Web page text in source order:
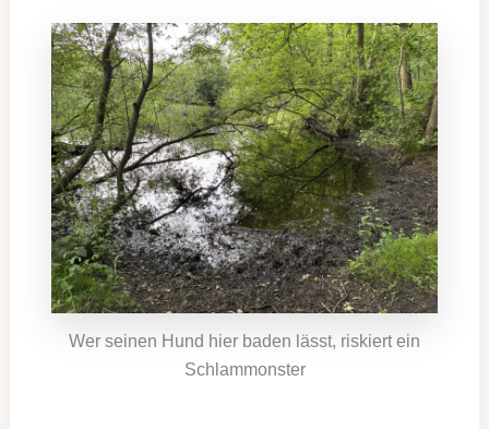
Wer seinen Hund hier baden lässt, riskiert ein
Schlammonster